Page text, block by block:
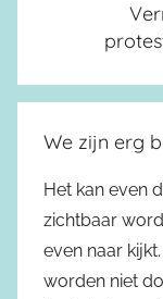
We zijn erg
Het kan even
zichtbaar
even naar
worden niet